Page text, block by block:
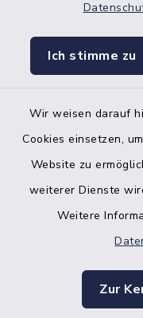
Ich stimme zu
Wir weisen darauf
Cookies einsetzen,
Website zu
weiterer Dienste
Weitere
Zur